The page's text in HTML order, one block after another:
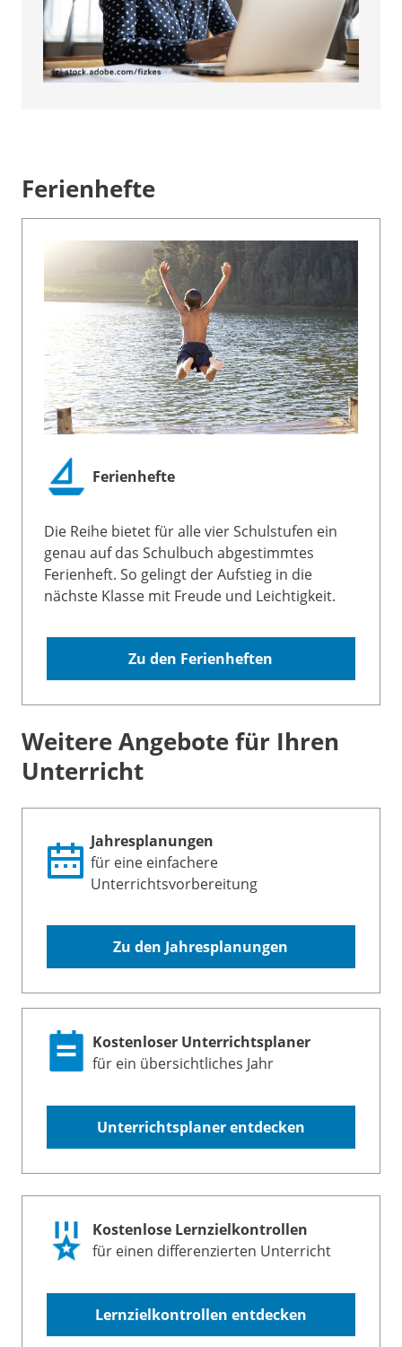
Ferienhefte
Ferienhefte
Die Reihe bietet für alle vier Schulstufen ein
genau auf das Schulbuch abgestimmtes
Ferienheft. So gelingt der Aufstieg in die
nächste Klasse mit Freude und Leichtigkeit.
Zu den Ferienheften
Weitere Angebote für Ihren
Unterricht
Jahresplanungen
für eine einfachere
Unterrichtsvorbereitung
Zu den Jahresplanungen
Kostenloser Unterrichtsplaner
für ein übersichtliches Jahr
Unterrichtsplaner entdecken
Kostenlose Lernzielkontrollen
für einen differenzierten Unterricht
Lernzielkontrollen entdecken